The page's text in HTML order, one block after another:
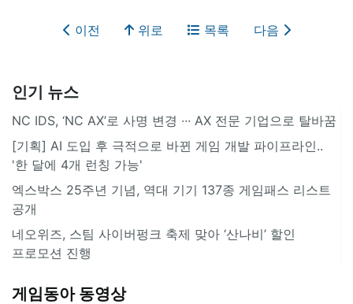
이전 위로 목록 다음
인기 뉴스
NC IDS, ‘NC AX’로 사명 변경 ∙∙∙ AX 전문 기업으로 탈바꿈
[기획] AI 도입 후 극적으로 바뀐 게임 개발 파이프라인..
'한 달에 4개 런칭 가능'
엑스박스 25주년 기념, 역대 기기 137종 게임패스 리스트
공개
네오위즈, 스팀 사이버펑크 축제 맞아 ‘산나비’ 할인
프로모션 진행
게임동아 동영상